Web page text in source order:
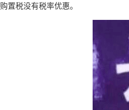
购置税没有税率优惠。